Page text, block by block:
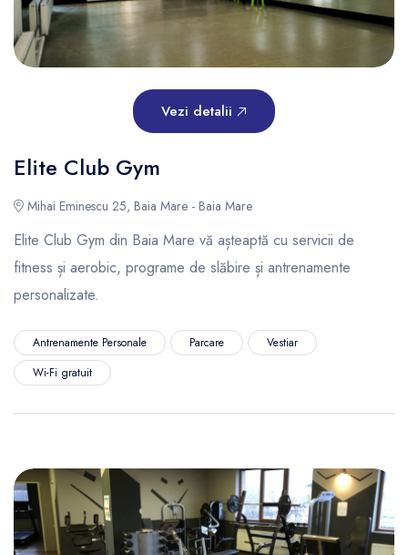
Vezi detalii
Elite Club Gym
Mihai Eminescu 25, Baia Mare - Baia Mare
Elite Club Gym din Baia Mare vă așteaptă cu servicii de
fitness și aerobic, programe de slăbire și antrenamente
personalizate.
Antrenamente Personale Parcare
Vestiar
Wi-Fi gratuit